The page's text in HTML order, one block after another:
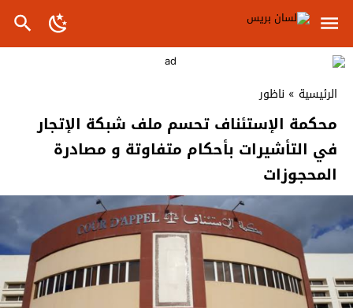
الرئيسية » ناظور
محكمة الإستئناف تحسم ملف شبكة الإتجار
في التأشيرات بأحكام متفاوتة و مصادرة
المحجوزات